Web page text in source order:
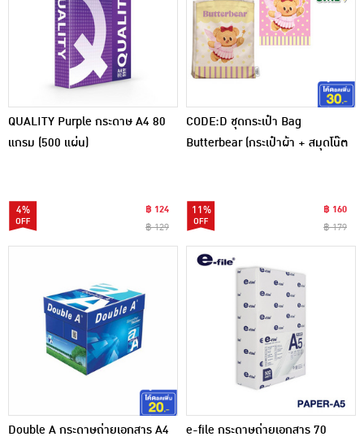
QUALITY Purple กระดาษ A4 80
แกรม (500 แผ่น)
4%
฿ 124
฿ 129
CODE:D ชุดกระเป๋า Bag
Butterbear (กระเป๋าผ้า + สมุดโน๊ต
11%
฿ 160
฿ 179
Double A กระดาษถ่ายเอกสาร A4
e-file กระดาษถ่ายเอกสาร 70